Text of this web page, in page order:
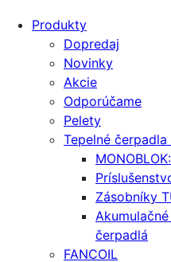
Produkty
Dopredaj
Novinky
Akcie
Odporúčame
Pelety
Tepelné
Zásobníky
čerpadlá
FANCOIL